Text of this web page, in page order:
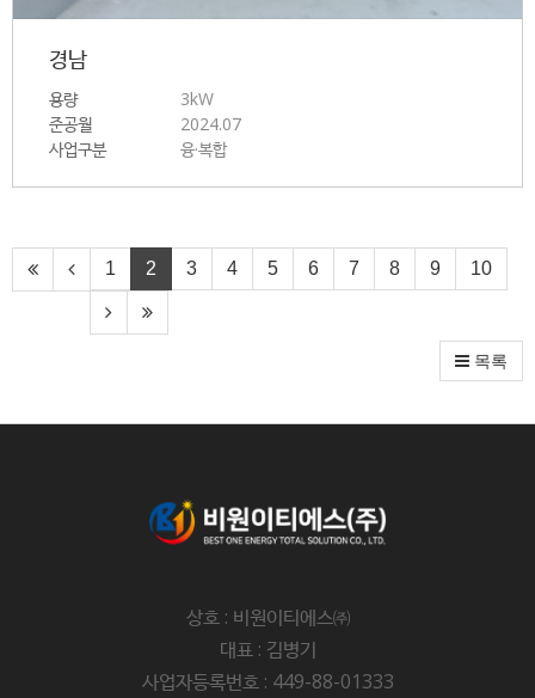
경남
용량
3kW
준공월
2024.07
사업구분
융·복합
1 2 3 4 5 6 7 8 9 10
목록
상호 : 비원이티에스㈜
대표 : 김병기
사업자등록번호 : 449-88-01333